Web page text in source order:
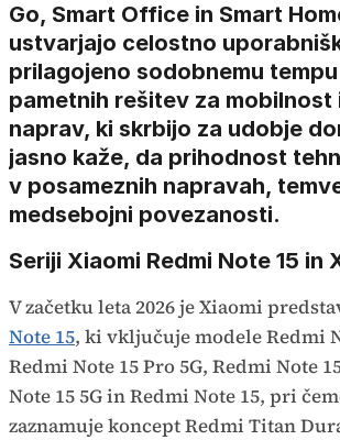
Go, Smart Office in Smart
ustvarjajo celostno
prilagojeno sodobnemu
pametnih rešitev za mobilnost
naprav, ki skrbijo za udobje
jasno kaže, da prihodnost
v posameznih napravah,
medsebojni povezanosti.
Seriji Xiaomi Redmi Note 15 in
V začetku leta 2026 je Xiaomi
Note 15, ki vključuje modele Redmi
Redmi Note 15 Pro 5G, Redmi Note
Note 15 5G in Redmi Note 15, pri
zaznamuje koncept Redmi Titan